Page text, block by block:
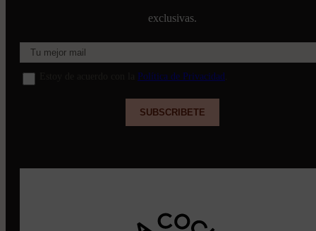
exclusivas.
Política de Privacidad